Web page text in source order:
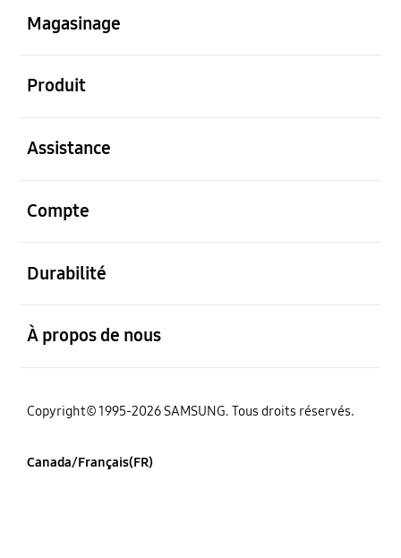
Magasinage
Produit
Assistance
Compte
Durabilité
À propos de nous
Copyright© 1995-2026 SAMSUNG. Tous droits réservés.
Canada/Français(FR)